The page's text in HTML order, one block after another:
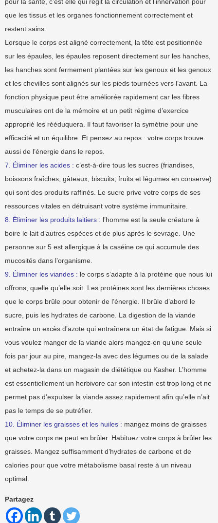
pour la santé, c’est elle qui régit la circulation et l’innervation pour
que les tissus et les organes fonctionnement correctement et
restent sains.
Lorsque le corps est aligné correctement, la tête est positionnée
sur les épaules, les épaules reposent directement sur les hanches,
les hanches sont fermement plantées sur les genoux et les genoux
et les chevilles sont alignés sur les pieds tournées vers l’avant. La
fonction physique peut être améliorée rapidement car les fibres
musculaires ont de la mémoire et un petit régime d’exercice
approprié les rééduquera. Il faut favoriser la symétrie pour une
efficacité et un équilibre. Et pensez au repos : votre corps trouve
aussi de l’énergie dans le repos.
7. Éliminer les acides : c’est-à-dire tous les sucres (friandises,
boissons fraîches, gâteaux, biscuits, fruits et légumes en conserve)
qui sont des produits raffinés. Le sucre prive votre corps de ses
ressources vitales en détruisant votre système immunitaire.
8. Éliminer les produits laitiers : l’homme est la seule créature à
boire le lait d’autres espèces et de plus après le sevrage. Une
personne sur 5 est allergique à la caséine ce qui accumule des
mucosités dans l’organisme.
9. Éliminer les viandes : le corps s’adapte à la protéine que nous lui
offrons, quelle qu’elle soit. Les protéines sont les dernières choses
que le corps brûle pour obtenir de l’énergie. Il brûle d’abord le
sucre, puis les hydrates de carbone. La digestion de la viande
entraîne un excès d’azote qui entraînera un état de fatigue. Mais si
vous voulez manger de la viande alors mangez-en qu’une seule
fois par jour au pire, mangez-la avec des légumes ou de la salade
et achetez-la dans un magasin de diététique ou Kasher. L’homme
est essentiellement un herbivore car son intestin est trop long et ne
permet pas d’expulser la viande assez rapidement afin qu’elle n’ait
pas le temps de se putréfier.
10. Éliminer les graisses et les huiles : mangez moins de graisses
que votre corps ne peut en brûler. Habituez votre corps à brûler les
graisses. Mangez suffisamment d’hydrates de carbone et de
calories pour que votre métabolisme basal reste à un niveau
optimal.
Partagez